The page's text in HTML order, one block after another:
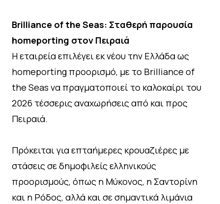
Brilliance of the Seas: Σταθερή παρουσία
homeporting στον Πειραιά
Η εταιρεία επιλέγει εκ νέου την Ελλάδα ως
homeporting προορισμό, με το Brilliance of
the Seas να πραγματοποιεί το καλοκαίρι του
2026 τέσσερις αναχωρήσεις από και προς
Πειραιά.
Πρόκειται για επταήμερες κρουαζιέρες με
στάσεις σε δημοφιλείς ελληνικούς
προορισμούς, όπως η Μύκονος, η Σαντορίνη
και η Ρόδος, αλλά και σε σημαντικά λιμάνια